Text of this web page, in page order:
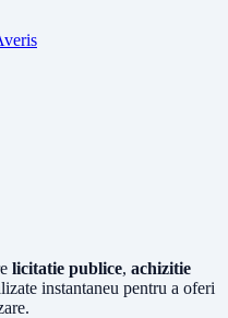
licitatie publice, achizitie
instantaneu pentru a oferi